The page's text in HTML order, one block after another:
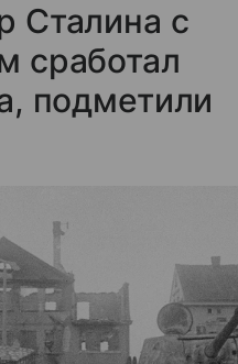
Сталина с
сработал
подметили